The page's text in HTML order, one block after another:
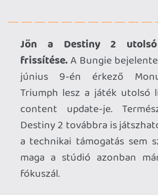
részesülő fotózós-spirituális kalandjáték
áprilisban jelent meg PC-re, Switch 2-re
és Switch-re, most pedig bejelentették,
hogy idén érkezik a PS5-verzió is.